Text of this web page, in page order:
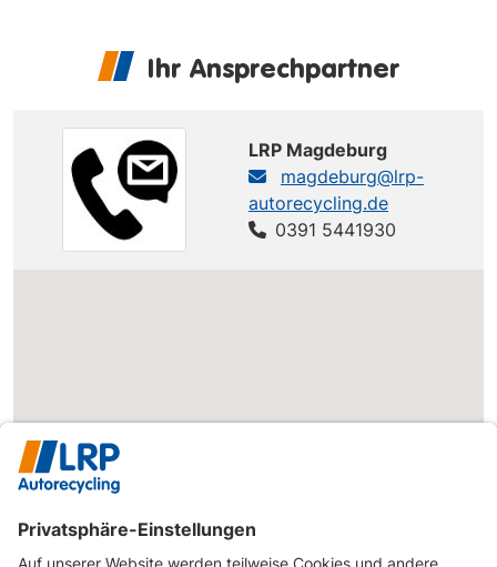
Ihr Ansprechpartner
LRP Magdeburg
magdeburg@lrp-
autorecycling.de
0391 5441930